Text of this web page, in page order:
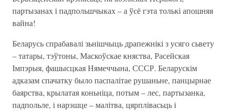
партызанах і падпольшчыках – а ўсё гэта толькі апошняя
вайна!
Беларусь спрабавалі зьнішчыць драпежнікі з усяго сьвету
– татары, тэўтоны, Маскоўскае княства, Расейская
Імпэрыя, фашысцкая Нямеччына, СССР. Беларускім
адказам спачатку было паспалітае рушаньне, панцырнае
баярства, крылатая коньніца, потым – лес, партызанка,
падпольле, і нарэшце – малітва, цярплівасьць і